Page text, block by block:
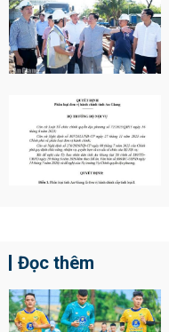
Đọc thêm